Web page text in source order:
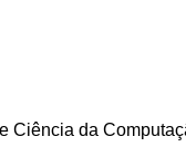
Ciência da